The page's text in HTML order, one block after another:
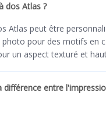
dos Atlas ?
Atlas peut être
photo pour des motifs en
un aspect texturé et
différence entre